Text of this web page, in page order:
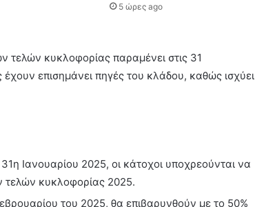
5 ώρες ago
τελών κυκλοφορίας παραμένει στις 31
επισημάνει πηγές του κλάδου, καθώς ισχύει
Ιανουαρίου 2025, οι κάτοχοι υποχρεούνται να
τελών κυκλοφορίας 2025.
του 2025, θα επιβαρυνθούν με το 50%